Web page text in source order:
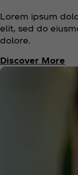
Lorem ipsum
elit, sed do
dolore.
Discover More